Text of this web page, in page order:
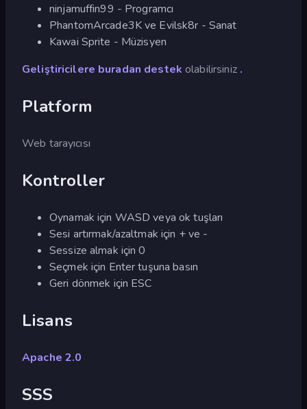
ninjamuffin99 - Programcı
PhantomArcade3K ve Evilsk8r - Sanat
Kawai Sprite - Müzisyen
Geliştiricilere buradan destek olabilirsiniz .
Platform
Web tarayıcısı
Kontroller
Oynamak için WASD veya ok tuşları
Sesi artırmak/azaltmak için + ve -
Sessize almak için 0
Seçmek için Enter tuşuna basın
Geri dönmek için ESC
Lisans
Apache 2.0
SSS